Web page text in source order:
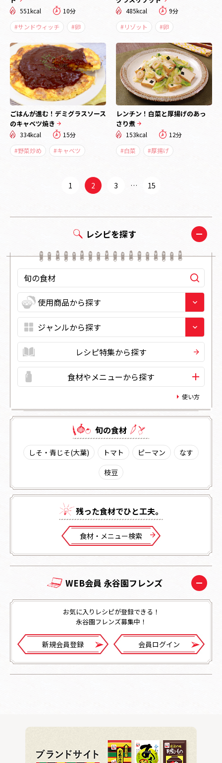
551kcal
10分
#サンドウィッチ
#卵
485kcal
9分
#リゾット
#卵
ごはんが進む！デミグラスソース
のキャベツ焼き
334kcal
15分
#野菜炒め
#キャベツ
レンチン！白菜と厚揚げのあっ
さり煮
153kcal
12分
#白菜
#厚揚げ
1 2 3 … 15
レシピを探す
レシピ特集から探す
食材やメニューから探す
使い方
旬の⾷材
しそ・青じそ(大葉) トマト ピーマン
なす
枝豆
残った⾷材でひと⼯夫。
⾷材・メニュー検索
WEB会員 永谷園フレンズ
お気に入りレシピが登録できる！
永谷園フレンズ募集中！
新規会員登録 会員ログイン